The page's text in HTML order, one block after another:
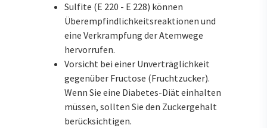
Sulfite (E 220 - E 228) können
Überempfindlichkeitsreaktionen und
eine Verkrampfung der Atemwege
hervorrufen.
Vorsicht bei einer Unverträglichkeit
gegenüber Fructose (Fruchtzucker).
Wenn Sie eine Diabetes-Diät einhalten
müssen, sollten Sie den Zuckergehalt
berücksichtigen.